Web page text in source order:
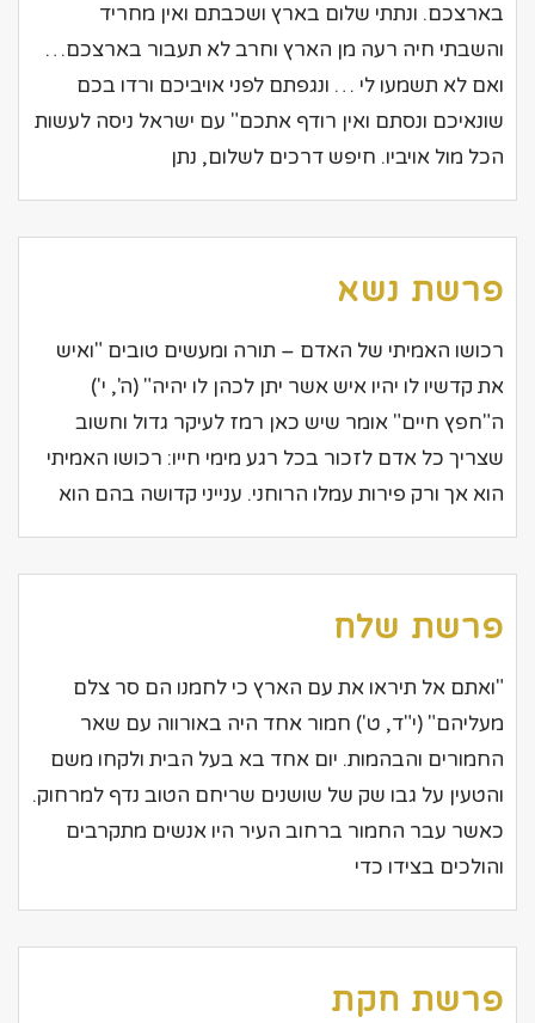
בארצכם. ונתתי שלום בארץ ושכבתם ואין מחריד
והשבתי חיה רעה מן הארץ וחרב לא תעבור בארצכם…
ואם לא תשמעו לי … ונגפתם לפני אויביכם ורדו בכם
שונאיכם ונסתם ואין רודף אתכם" עם ישראל ניסה לעשות
הכל מול אויביו. חיפש דרכים לשלום, נתן
פרשת נשא
רכושו האמיתי של האדם – תורה ומעשים טובים "ואיש
את קדשיו לו יהיו איש אשר יתן לכהן לו יהיה" (ה', י')
ה"חפץ חיים" אומר שיש כאן רמז לעיקר גדול וחשוב
שצריך כל אדם לזכור בכל רגע מימי חייו: רכושו האמיתי
הוא אך ורק פירות עמלו הרוחני. ענייני קדושה בהם הוא
פרשת שלח
"ואתם אל תיראו את עם הארץ כי לחמנו הם סר צלם
מעליהם" (י"ד, ט') חמור אחד היה באורווה עם שאר
החמורים והבהמות. יום אחד בא בעל הבית ולקחו משם
והטעין על גבו שק של שושנים שריחם הטוב נדף למרחוק.
כאשר עבר החמור ברחוב העיר היו אנשים מתקרבים
והולכים בצידו כדי
פרשת חקת